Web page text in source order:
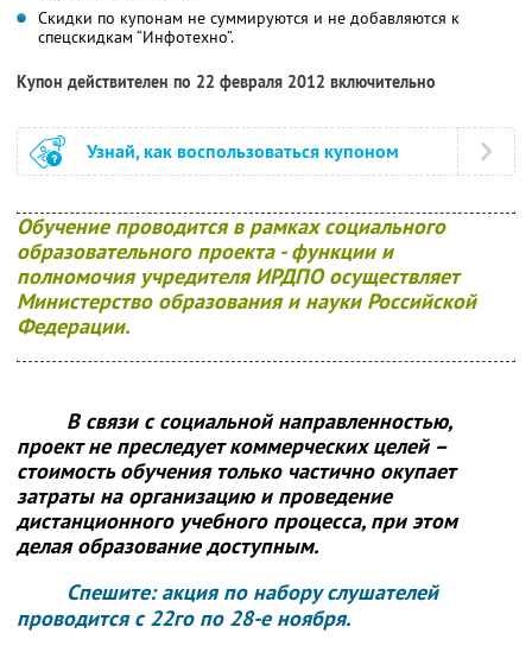
Скидки по купонам не суммируются и не добавляются к
спецскидкам “Инфотехно”.
Купон действителен по 22 февраля 2012 включительно
Узнай, как воспользоваться купоном
Обучение проводится в рамках социального
образовательного проекта - функции и
полномочия учредителя ИРДПО осуществляет
Министерство образования и науки Российской
Федерации.
В связи с социальной направленностью,
проект не преследует коммерческих целей –
стоимость обучения только частично окупает
затраты на организацию и проведение
дистанционного учебного процесса, при этом
делая образование доступным.
Спешите: акция по набору слушателей
проводится с 22го по 28-е ноября.